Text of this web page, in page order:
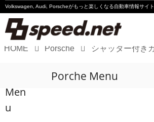
Volkswagen, Audi, Porscheがもっと楽しくなる自動車情報サイト
Audi
HOME Porsche
Men
u
Porche Menu